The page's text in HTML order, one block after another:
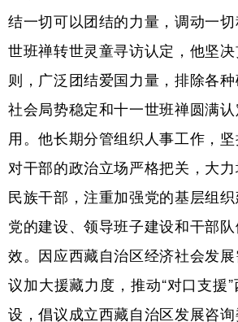
结一切可以团结的力量，调动一
世班禅转世灵童寻访认定，他坚
则，广泛团结爱国力量，排除各
社会局势稳定和十一世班禅圆满
用。他长期分管组织人事工作，坚
对干部的政治立场严格把关，大
民族干部，注重加强党的基层组
党的建设、领导班子建设和干部
效。因应西藏自治区经济社会发
议加大援藏力度，推动“对口支援
设，倡议成立西藏自治区发展咨